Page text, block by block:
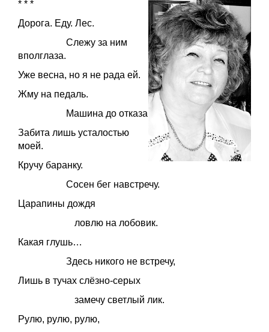
* * *
Дорога. Еду. Лес.
Слежу за ним
вполглаза.
Уже весна, но я не рада ей.
Жму на педаль.
Машина до отказа
Забита лишь усталостью
моей.
Кручу баранку.
Сосен бег навстречу.
Царапины дождя
ловлю на лобовик.
Какая глушь…
Здесь никого не встречу,
Лишь в тучах слёзно-серых
замечу светлый лик.
Рулю, рулю, рулю,